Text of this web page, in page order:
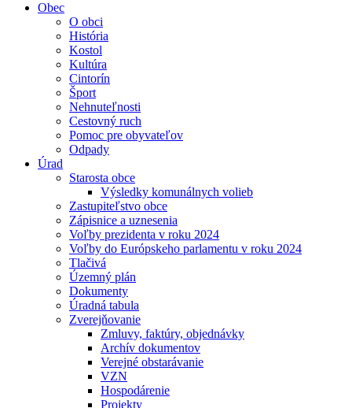
Obec
O obci
História
Kostol
Kultúra
Cintorín
Šport
Nehnuteľnosti
Cestovný ruch
Pomoc pre obyvateľov
Odpady
Úrad
Starosta obce
Výsledky komunálnych volieb
Zastupiteľstvo obce
Zápisnice a uznesenia
Voľby prezidenta v roku 2024
Voľby do Európskeho parlamentu v roku 2024
Tlačivá
Územný plán
Dokumenty
Úradná tabula
Zverejňovanie
Zmluvy, faktúry, objednávky
Archív dokumentov
Verejné obstarávanie
VZN
Hospodárenie
Projekty